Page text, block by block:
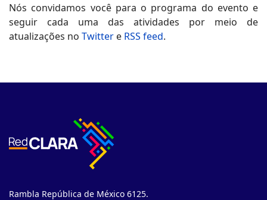
Nós convidamos você para o programa do evento e
seguir cada uma das atividades por meio de
atualizações no Twitter e RSS feed.
Rambla República de México 6125.